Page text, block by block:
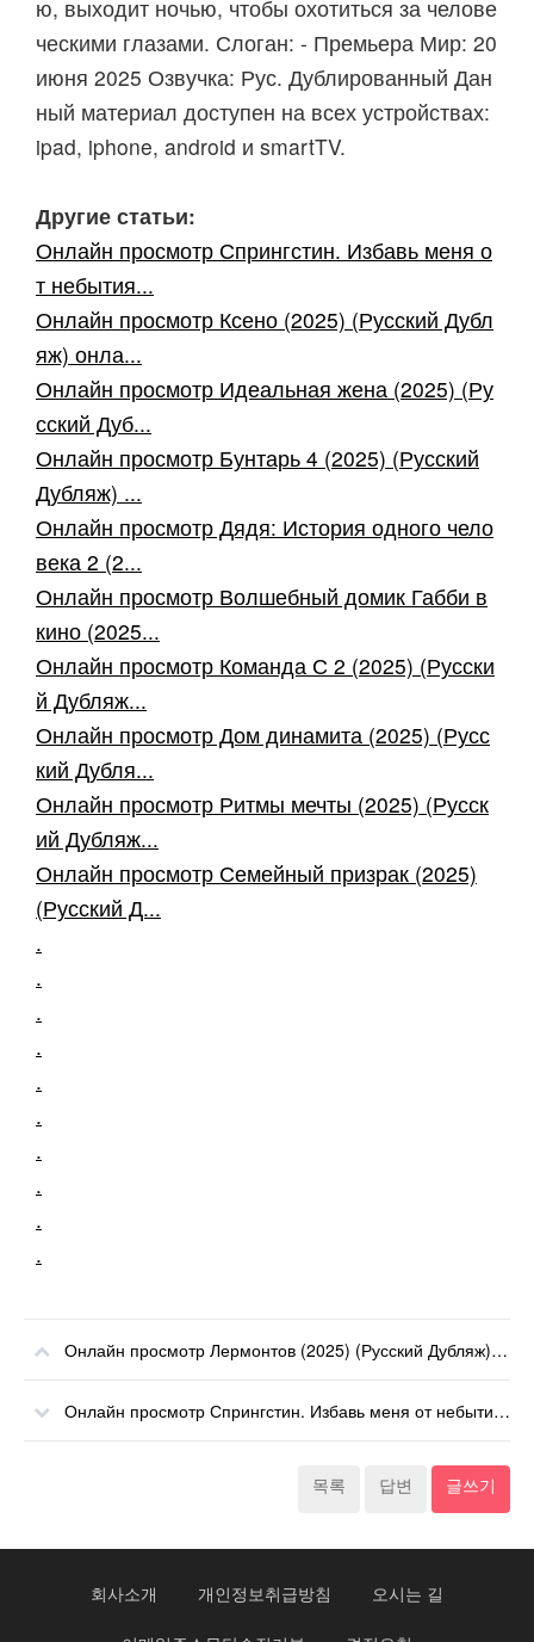
ю, выходит ночью, чтобы охотиться за челове
ческими глазами. Слоган: - Премьера Мир: 20
июня 2025 Озвучка: Рус. Дублированный Дан
ный материал доступен на всех устройствах:
ipad, iphone, android и smartTV.
Другие статьи:
Онлайн просмотр Спрингстин. Избавь меня о
т небытия...
Онлайн просмотр Ксено (2025) (Русский Дубл
яж) онла...
Онлайн просмотр Идеальная жена (2025) (Ру
сский Дуб...
Онлайн просмотр Бунтарь 4 (2025) (Русский
Дубляж) ...
Онлайн просмотр Дядя: История одного чело
века 2 (2...
Онлайн просмотр Волшебный домик Габби в
кино (2025...
Онлайн просмотр Команда С 2 (2025) (Русски
й Дубляж...
Онлайн просмотр Дом динамита (2025) (Русс
кий Дубля...
Онлайн просмотр Ритмы мечты (2025) (Русск
ий Дубляж...
Онлайн просмотр Семейный призрак (2025)
(Русский Д...
.
.
.
.
.
.
.
.
.
.
Онлайн просмотр Лермонтов (2025) (Русский Дубляж) онлайн
Онлайн просмотр Спрингстин. Избавь меня от небытия (2025) (Русский Дубляж) онлайн
목록 답변 글쓰기
회사소개 개인정보취급방침 오시는 길